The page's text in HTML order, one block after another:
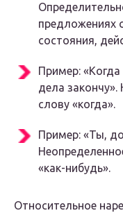
предложениях
состояния,
Пример:
дела закончу».
слову «когда».
Пример: «Ты,
«как-нибудь».
Относительное